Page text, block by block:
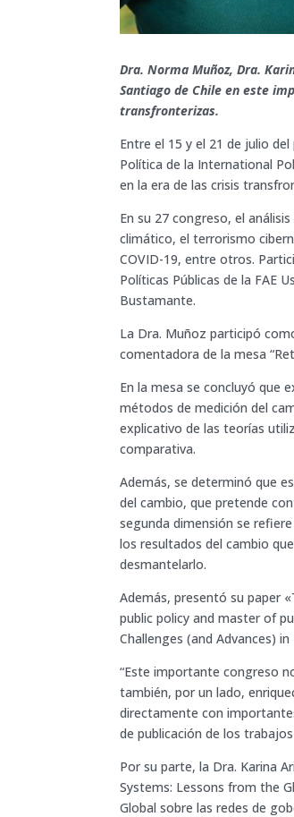
Dra. Norma Muñoz, Dra.
Santiago de Chile en este
transfronterizas.
Entre el 15 y el 21 de julio
Política de la International
en la era de las crisis
En su 27 congreso, el
climático, el terrorismo
COVID-19, entre otros.
Políticas Públicas de la FAE
Bustamante.
La Dra. Muñoz participó
comentadora de la mesa
En la mesa se concluyó que
métodos de medición del
explicativo de las teorías
comparativa.
Además, se determinó que
del cambio, que pretende
segunda dimensión se
los resultados del cambio
desmantelarlo.
Además, presentó su paper
public policy and master of
Challenges (and Advances)
“Este importante congreso
también, por un lado,
directamente con
de publicación de los
Por su parte, la Dra. Karina
Systems: Lessons from the
Global sobre las redes de